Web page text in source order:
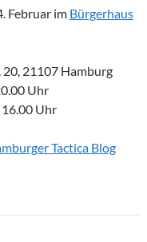
Februar im Bürgerhaus
21107 Hamburg
Uhr
16.00 Uhr
Tactica Blog